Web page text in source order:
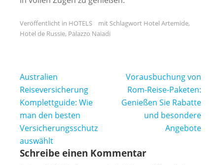
Veröffentlicht in HOTELS mit Schlagwort Hotel Artemide,
Hotel de Russie, Palazzo Naiadi
Beitragsnavigation
Australien
Reiseversicherung
Komplettguide: Wie
man den besten
Versicherungsschutz
auswählt
Vorausbuchung von
Rom-Reise-Paketen:
Genießen Sie Rabatte
und besondere
Angebote
Schreibe einen Kommentar